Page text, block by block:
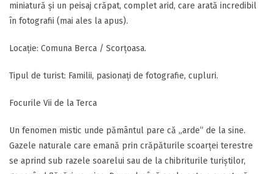
miniatură și un peisaj crăpat, complet arid, care arată incredibil
în fotografii (mai ales la apus).
​Locație: Comuna Berca / Scorțoasa.
​Tipul de turist: Familii, pasionați de fotografie, cupluri.
​Focurile Vii de la Terca
​Un fenomen mistic unde pământul pare că „arde” de la sine.
Gazele naturale care emană prin crăpăturile scoarței terestre
se aprind sub razele soarelui sau de la chibriturile turiștilor,